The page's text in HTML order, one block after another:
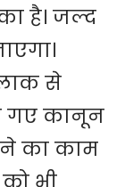
है। जल्द
से
गए कानून
का काम